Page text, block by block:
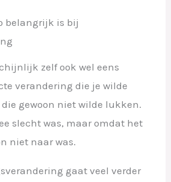
belangrijk is bij
zelf ook wel eens
verandering die je wilde
gewoon niet wilde lukken.
slecht was, maar omdat het
niet naar was.
gaat veel verder